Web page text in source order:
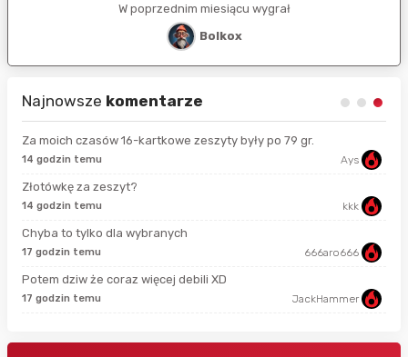
W poprzednim miesiącu wygrał
Bolkox
Najnowsze komentarze
Za moich czasów 16-kartkowe zeszyty były po 79 gr.
14 godzin temu Ays
Złotówkę za zeszyt?
14 godzin temu kkk
Chyba to tylko dla wybranych
17 godzin temu 666aro666
Potem dziw że coraz więcej debili XD
17 godzin temu JackHammer